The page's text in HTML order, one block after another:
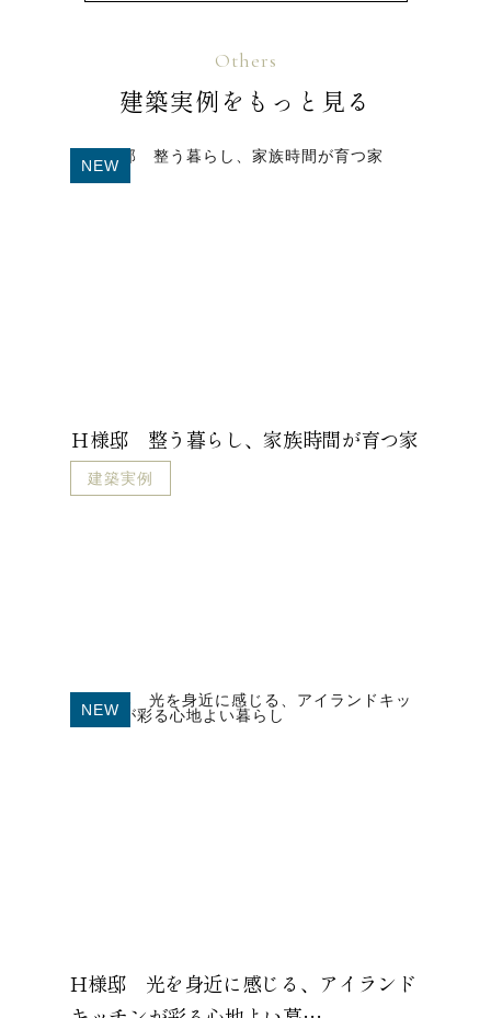
Others
建築実例をもっと見る
NEW
Ｈ様邸 整う暮らし、家族時間が育つ家
建築実例
NEW
H様邸 光を身近に感じる、アイランド